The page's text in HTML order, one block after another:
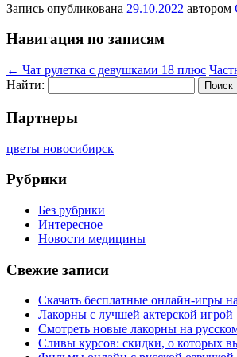
Запись опубликована 29.10.2022 автором
Навигация по записям
← Чат рулетка с девушками 18 плюс
Найти:
Партнеры
цветы новосибирск
Рубрики
Без рубрики
Интересное
Новости медицины
Свежие записи
Скачать бесплатные онлайн-игры
Лакорны с лучшей актерской игрой
Смотреть новые лакорны на
Сливы курсов: скидки, о которых